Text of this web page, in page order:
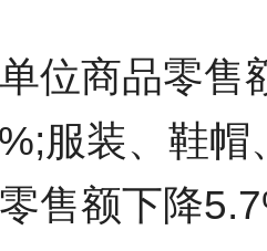
位商品零售
服装、鞋
售额下降